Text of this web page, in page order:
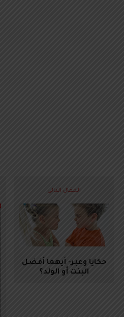
المقال التالي
حكايا وعبر- أيهما أفضل
البنت أو الولد؟